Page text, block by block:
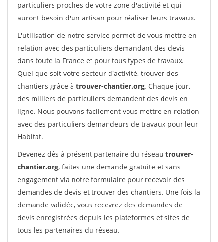
particuliers proches de votre zone d'activité et qui
auront besoin d'un artisan pour réaliser leurs travaux.
L'utilisation de notre service permet de vous mettre en
relation avec des particuliers demandant des devis
dans toute la France et pour tous types de travaux.
Quel que soit votre secteur d'activité, trouver des
chantiers grâce à trouver-chantier.org. Chaque jour,
des milliers de particuliers demandent des devis en
ligne. Nous pouvons facilement vous mettre en relation
avec des particuliers demandeurs de travaux pour leur
Habitat.
Devenez dès à présent partenaire du réseau trouver-
chantier.org, faites une demande gratuite et sans
engagement via notre formulaire pour recevoir des
demandes de devis et trouver des chantiers. Une fois la
demande validée, vous recevrez des demandes de
devis enregistrées depuis les plateformes et sites de
tous les partenaires du réseau.